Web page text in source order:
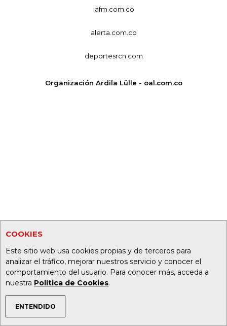
COOKIES
Este sitio web usa cookies propias y de terceros para
analizar el tráfico, mejorar nuestros servicio y conocer el
comportamiento del usuario. Para conocer más, acceda a
nuestra Política de Cookies.
ENTENDIDO
TEMAS DE INTERÉS
lafm.com.co
alerta.com.co
deportesrcn.com
Organización Ardila Lülle - oal.com.co